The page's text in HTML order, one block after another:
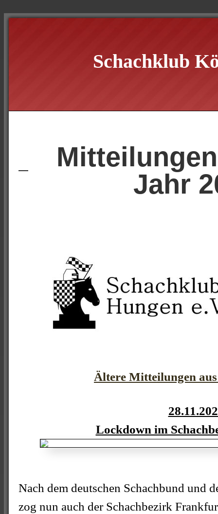
Schachklub
Jahr
Ältere Mitteilungen
Lockdown im
Nach dem deutschen Schachbund und
zog nun auch der Schachbezirk